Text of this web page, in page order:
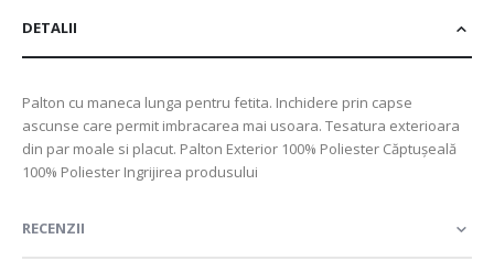
DETALII
Palton cu maneca lunga pentru fetita. Inchidere prin capse
ascunse care permit imbracarea mai usoara. Tesatura exterioara
din par moale si placut. Palton Exterior 100% Poliester Căptuşeală
100% Poliester Ingrijirea produsului
RECENZII